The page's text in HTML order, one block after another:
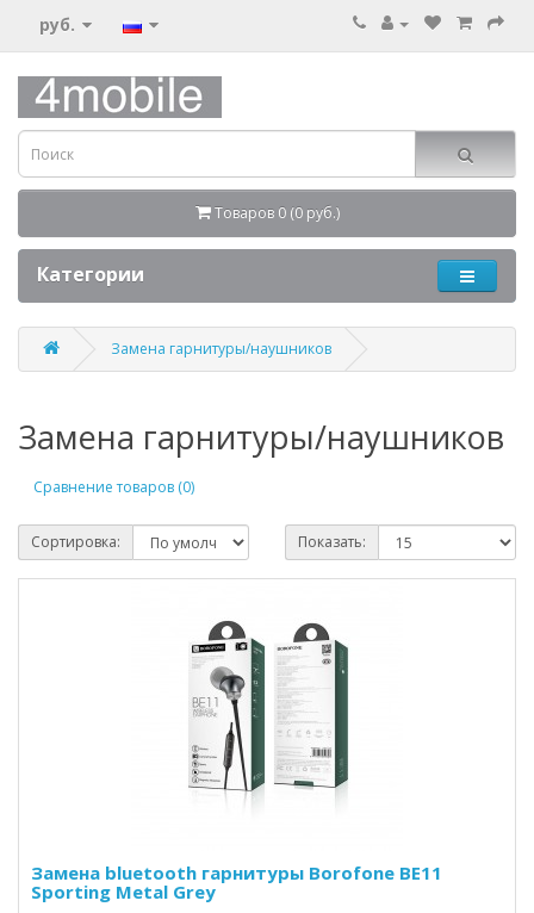
руб.
Товаров 0 (0 руб.)
Категории
Замена гарнитуры/наушников
Замена гарнитуры/наушников
Сравнение товаров (0)
Сортировка: Показать:
Замена bluetooth гарнитуры Borofone BE11
Sporting Metal Grey